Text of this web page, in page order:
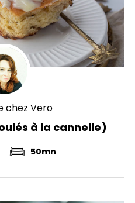
chez Vero
à la cannelle)
50mn